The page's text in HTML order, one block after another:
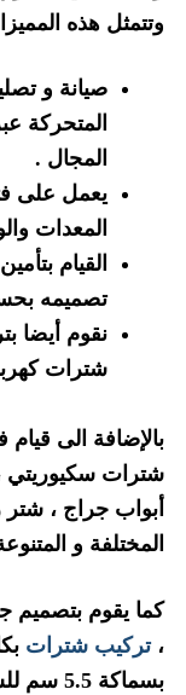
وتتمثل هذه
صيانة و
المتحركة
المجال .
يعمل على
المعدات
القيام
تصميمه
نقوم أيضا
شترات
بالإضافة الى قيام
شترات سكيوريتي ،
أبواب جراج ،
المختلفة و
كما يقوم بتصميم
،تركيب شترات